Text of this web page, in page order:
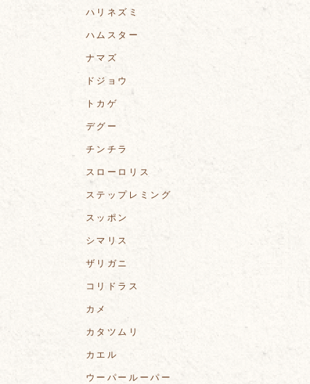
ハリネズミ
ハムスター
ナマズ
ドジョウ
トカゲ
デグー
チンチラ
スローロリス
ステップレミング
スッポン
シマリス
ザリガニ
コリドラス
カメ
カタツムリ
カエル
ウーパールーパー